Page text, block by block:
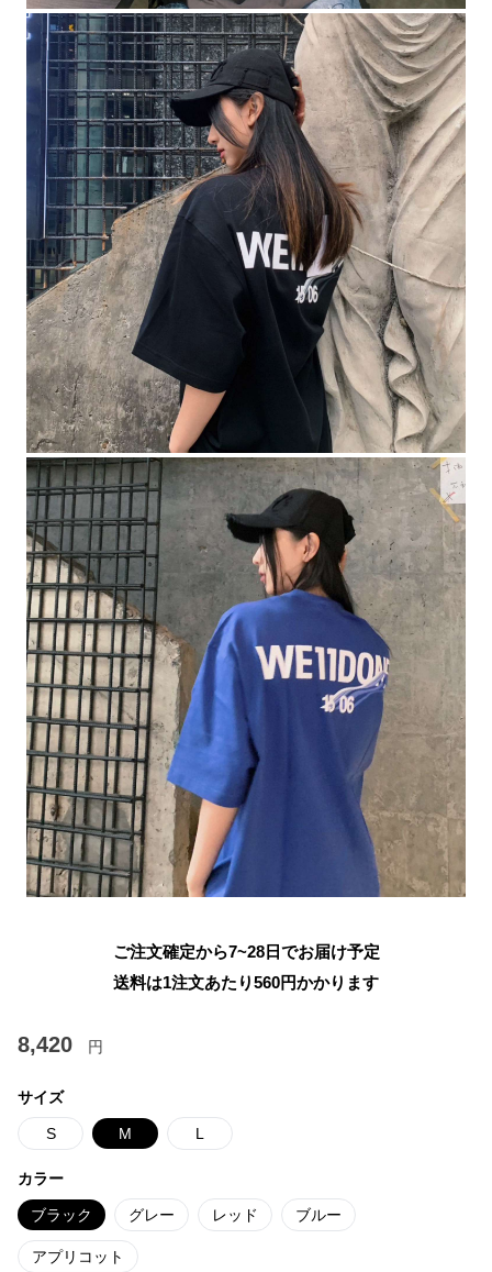
ご注文確定から7~28日でお届け予定
送料は1注文あたり560円かかります
8,420 円
サイズ
S M L
カラー
ブラック グレー レッド ブルー
アプリコット